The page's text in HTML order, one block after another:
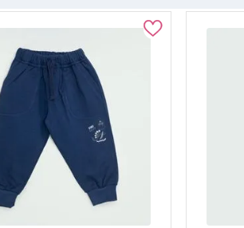
Otoño - Invierno
Primavera -